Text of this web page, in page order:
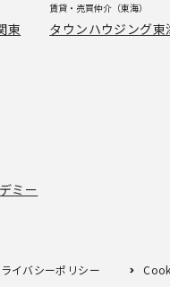
イバシーポリシー
東
賃貸・売買仲介（東海）
タウンハウジング東
ミー